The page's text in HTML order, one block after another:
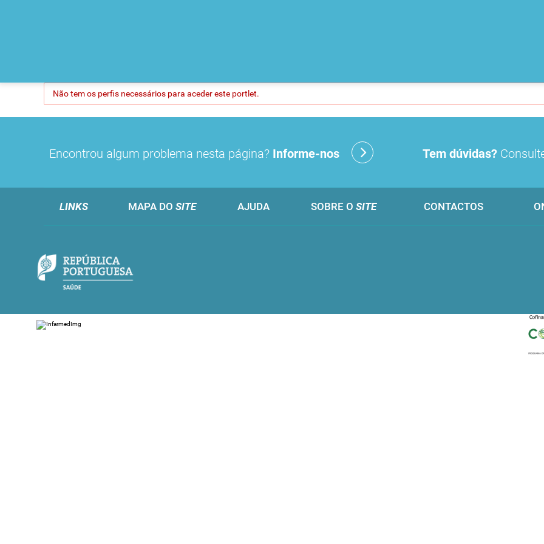
Não tem os perfis necessários para aceder este portlet.
Encontrou algum problema nesta página? Informe-nos Tem dúvidas?
LINKS MAPA DO SITE AJUDA SOBRE O SITE CONTACTOS